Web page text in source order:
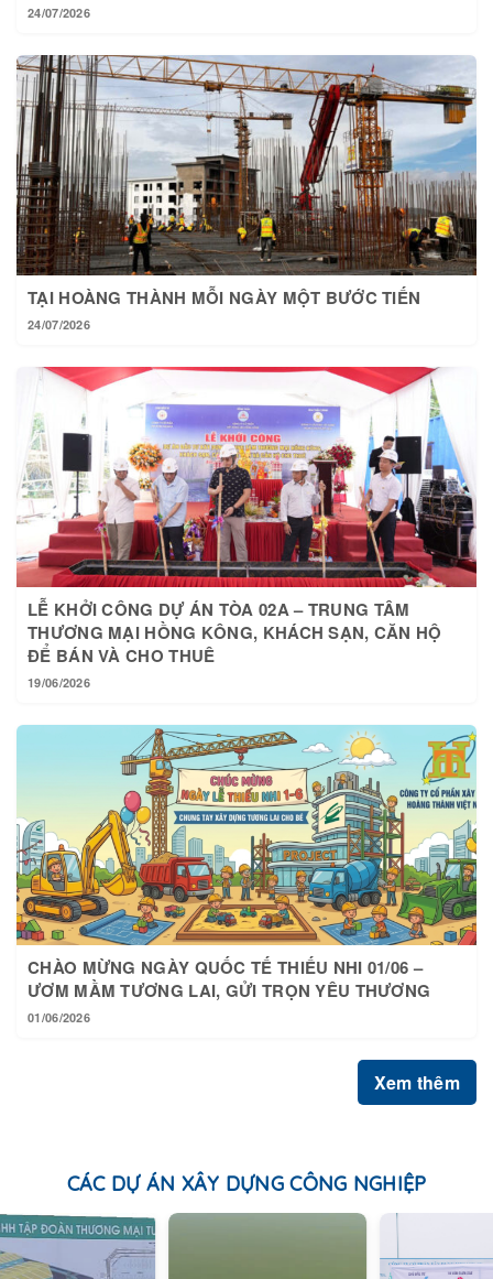
24/07/2026
TẠI HOÀNG THÀNH MỖI NGÀY MỘT BƯỚC TIẾN
24/07/2026
LỄ KHỞI CÔNG DỰ ÁN TÒA 02A – TRUNG TÂM
THƯƠNG MẠI HỒNG KÔNG, KHÁCH SẠN, CĂN HỘ
ĐỂ BÁN VÀ CHO THUÊ
19/06/2026
CHÀO MỪNG NGÀY QUỐC TẾ THIẾU NHI 01/06 –
ƯƠM MẦM TƯƠNG LAI, GỬI TRỌN YÊU THƯƠNG
01/06/2026
Xem thêm
CÁC DỰ ÁN XÂY DỰNG CÔNG NGHIỆP